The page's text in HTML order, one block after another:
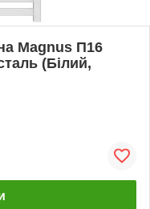
Magnus П16
(Білий,